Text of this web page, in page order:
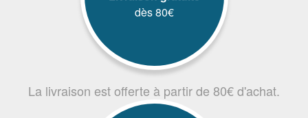
dès 80€
La livraison est offerte à partir de 80€ d'achat.